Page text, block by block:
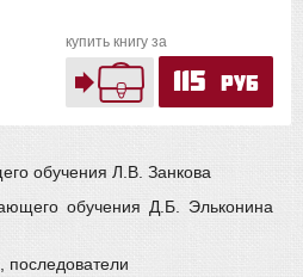
купить книгу за
115 руб
обучения Л.В. Занкова
обучения Д.Б. Эльконина
последователи